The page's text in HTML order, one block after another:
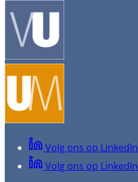
Volg ons op LinkedIn
Volg ons op LinkedIn